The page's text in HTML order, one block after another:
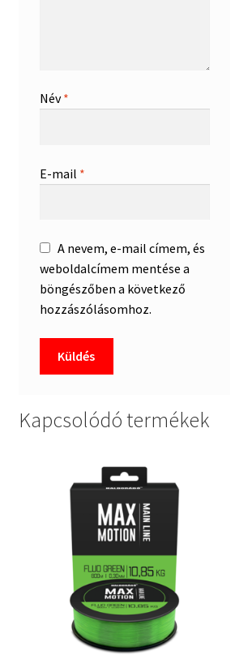
Név*
E-mail *
A nevem, e-mail címem, és
weboldalcímem mentése a
böngészőben a következő
hozzászólásomhoz.
Kapcsolódó termékek